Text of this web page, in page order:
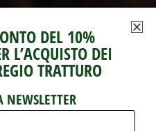
DEL 10%
L’ACQUISTO DEI
TRATTURO